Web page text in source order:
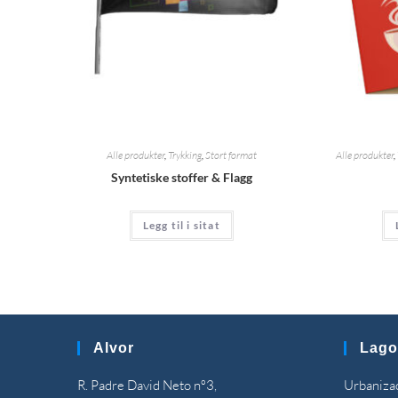
Alle produkter, Trykking,Stort format
Syntetiske stoffer & Flagg
Legg til i sitat
Alle produkter,
Alvor
R. Padre David Neto nº3,